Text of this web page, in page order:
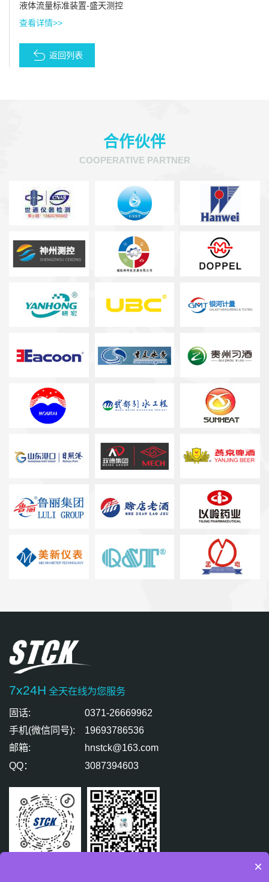
液体流量标准装置-盛天测控
查看详情>>
返回列表
合作伙伴
COOPERATIVE PARTNER
7x24H 全天在线为您服务
固话:
0371-26669962
手机(微信同号):
19693786536
邮箱:
hnstck@163.com
QQ：
3087394603
×